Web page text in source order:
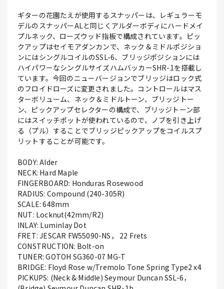
ギターの花園たえが使用するスナッパーは、レギュラーモ
デルのスナッパーALと同じくアルダーボディにハードメイ
プルネック、ローズウッド指板で構成されています。ピッ
クアップはセイモアダンカンで、ネック＆ミドルポジショ
ンにはシングルコイルのSSL-6、ブリッジポジションには
ハイパワーなシングルサイズハムバッカーSHR-1を搭載し
ています。今回のニューバージョンでブリッジはロック式
のフロイドローズに変更されました。コントロールはマス
ターボリューム、ネック＆ミドルトーン、ブリッジトー
ン、ピックアップセレクターの構成で、ブリッジトーン部
にはスイッチポットが使われているので、ノブを引き上げ
る（プル）することでブリッジピックアップをコイルスプ
リットすることが可能です。
BODY: Alder
NECK: Hard Maple
FINGERBOARD: Honduras Rosewood
RADIUS: Compound (240-305R)
SCALE: 648mm
NUT: Locknut(42mm/R2)
INLAY: Luminlay Dot
FRET: JESCAR FW55090-NS， 22 Frets
CONSTRUCTION: Bolt-on
TUNER: GOTOH SG360-07 MG-T
BRIDGE: Floyd Rose w/Tremolo Tone Spring Type2 x4
PICKUPS: (Neck & Middle) Seymour Duncan SSL-6，